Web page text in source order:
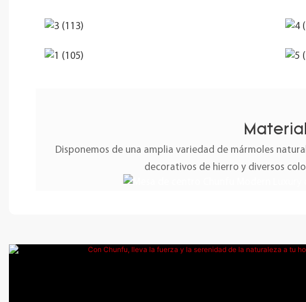
Disponemos de una amplia variedad de mármoles
decorativos de hierro y diversos